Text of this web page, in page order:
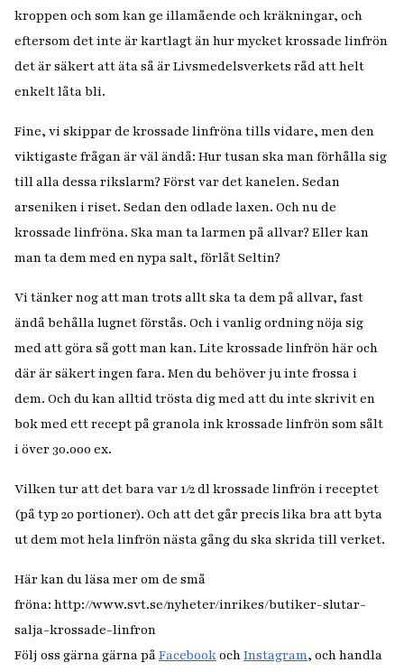
kroppen och som kan ge illamående och kräkningar, och
eftersom det inte är kartlagt än hur mycket krossade linfrön
det är säkert att äta så är Livsmedelsverkets råd att helt
enkelt låta bli.
Fine, vi skippar de krossade linfröna tills vidare, men den
viktigaste frågan är väl ändå: Hur tusan ska man förhålla sig
till alla dessa rikslarm? Först var det kanelen. Sedan
arseniken i riset. Sedan den odlade laxen. Och nu de
krossade linfröna. Ska man ta larmen på allvar? Eller kan
man ta dem med en nypa salt, förlåt Seltin?
Vi tänker nog att man trots allt ska ta dem på allvar, fast
ändå behålla lugnet förstås. Och i vanlig ordning nöja sig
med att göra så gott man kan. Lite krossade linfrön här och
där är säkert ingen fara. Men du behöver ju inte frossa i
dem. Och du kan alltid trösta dig med att du inte skrivit en
bok med ett recept på granola ink krossade linfrön som sålt
i över 30.000 ex.
Vilken tur att det bara var 1/2 dl krossade linfrön i receptet
(på typ 20 portioner). Och att det går precis lika bra att byta
ut dem mot hela linfrön nästa gång du ska skrida till verket.
Här kan du läsa mer om de små
fröna: http://www.svt.se/nyheter/inrikes/butiker-slutar-
salja-krossade-linfron
Följ oss gärna gärna påFacebookochInstagram, och handla